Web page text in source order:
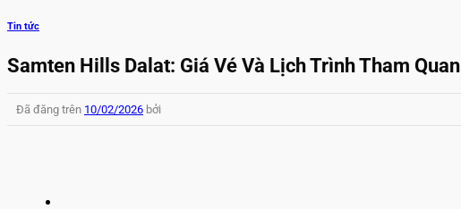
Tin tức
Samten Hills Dalat: Giá Vé Và Lịch Trình Tham Quan
Đã đăng trên 10/02/2026 bởi